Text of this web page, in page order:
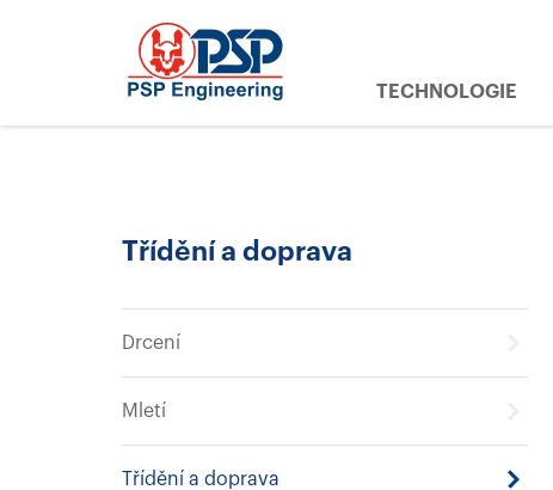
TECHNOLOGIE
Třídění a doprava
Drcení
Mletí
Třídění a doprava